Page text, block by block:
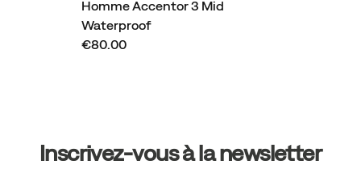
Homme Accentor 3 Mid
Waterproof
€80.00
Inscrivez-vous à la newsletter